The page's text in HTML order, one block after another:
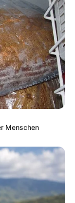
Menschen